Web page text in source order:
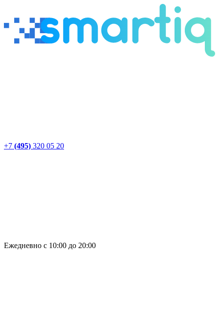
+7 (495) 320 05 20
Ежедневно с 10:00 до 20:00